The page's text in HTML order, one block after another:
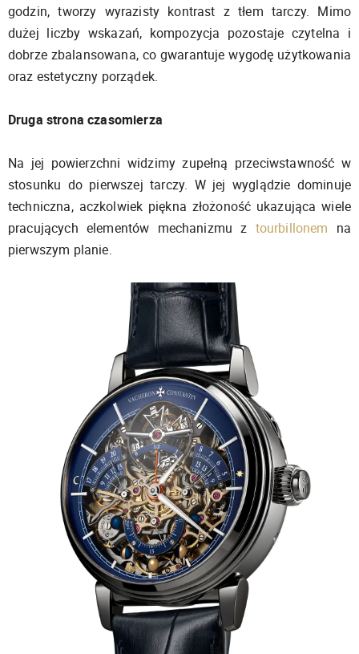
godzin, tworzy wyrazisty kontrast z tłem tarczy. Mimo
dużej liczby wskazań, kompozycja pozostaje czytelna i
dobrze zbalansowana, co gwarantuje wygodę użytkowania
oraz estetyczny porządek.
Druga strona czasomierza
Na jej powierzchni widzimy zupełną przeciwstawność w
stosunku do pierwszej tarczy. W jej wyglądzie dominuje
techniczna, aczkolwiek piękna złożoność ukazująca wiele
pracujących elementów mechanizmu z tourbillonem na
pierwszym planie.